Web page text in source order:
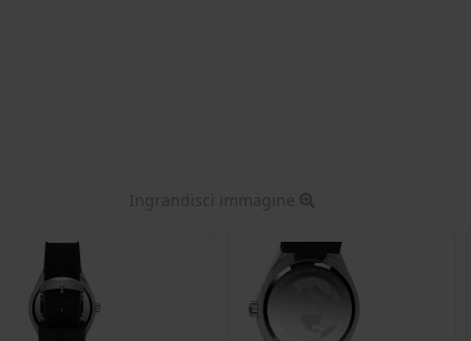
Ingrandisci immagine